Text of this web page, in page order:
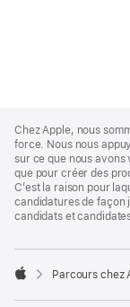
Footer
Chez Apple, nous
force. Nous nous
sur ce que nous avons
que pour créer des
C’est la raison pour
candidatures de façon
candidats et

Parcours chez